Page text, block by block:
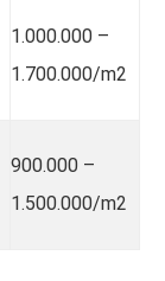
1.000.000 –
1.700.000/m2
900.000 –
1.500.000/m2